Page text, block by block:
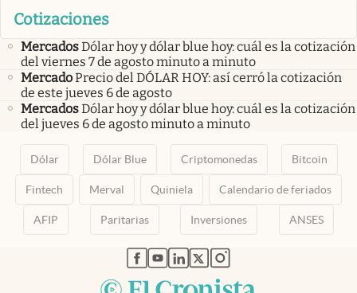
Cotizaciones
MercadosDólar hoy y dólar blue hoy: cuál es la cotización
del viernes 7 de agosto minuto a minuto
MercadoPrecio del DÓLAR HOY: así cerró la cotización
de este jueves 6 de agosto
MercadosDólar hoy y dólar blue hoy: cuál es la cotización
del jueves 6 de agosto minuto a minuto
Dólar Dólar Blue Criptomonedas Bitcoin
Fintech Merval Quiniela Calendario de feriados
AFIP Paritarias Inversiones ANSES
abre en nueva pestaña
abre en nueva pestaña
abre en nueva pestaña
abre en nueva pestaña
abre en nueva pestaña